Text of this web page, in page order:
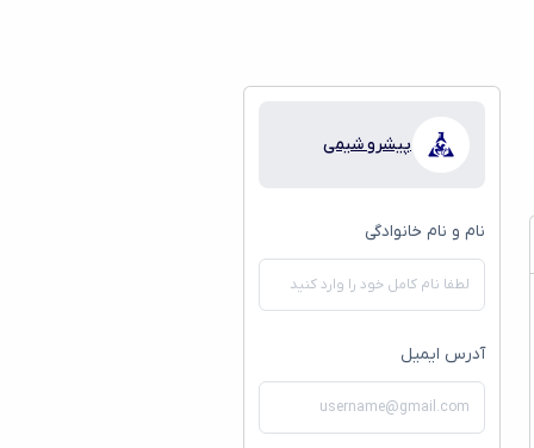
پیشرو شیمی
نام و نام خانوادگی
آدرس ایمیل